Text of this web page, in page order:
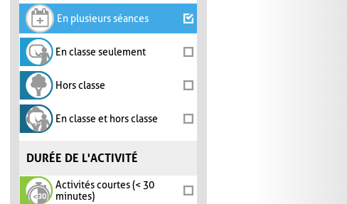
En plusieurs séances
En classe seulement
Hors classe
En classe et hors classe
DURÉE DE L'ACTIVITÉ
Activités courtes (< 30
minutes)